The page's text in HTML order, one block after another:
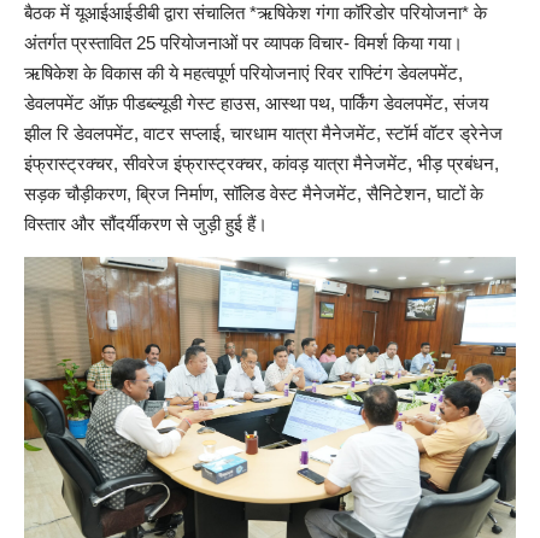
बैठक में यूआईआईडीबी द्वारा संचालित *ऋषिकेश गंगा कॉरिडोर परियोजना* के
अंतर्गत प्रस्तावित 25 परियोजनाओं पर व्यापक विचार- विमर्श किया गया।
ऋषिकेश के विकास की ये महत्वपूर्ण परियोजनाएं रिवर राफ्टिंग डेवलपमेंट,
डेवलपमेंट ऑफ़ पीडब्ल्यूडी गेस्ट हाउस, आस्था पथ, पार्किंग डेवलपमेंट, संजय
झील रि डेवलपमेंट, वाटर सप्लाई, चारधाम यात्रा मैनेजमेंट, स्टॉर्म वॉटर ड्रेनेज
इंफ्रास्ट्रक्चर, सीवरेज इंफ्रास्ट्रक्चर, कांवड़ यात्रा मैनेजमेंट, भीड़ प्रबंधन,
सड़क चौड़ीकरण, ब्रिज निर्माण, सॉलिड वेस्ट मैनेजमेंट, सैनिटेशन, घाटों के
विस्तार और सौंदर्यीकरण से जुड़ी हुई हैं।